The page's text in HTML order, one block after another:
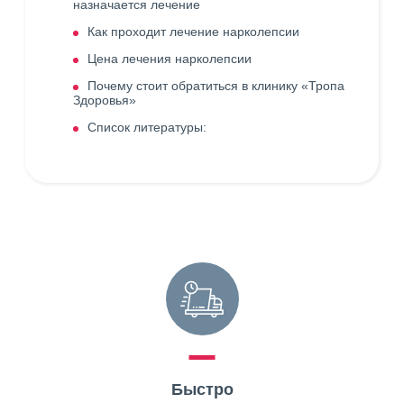
назначается лечение
Как проходит лечение нарколепсии
Цена лечения нарколепсии
Почему стоит обратиться в клинику «Тропа
Здоровья»
Список литературы:
Быстро